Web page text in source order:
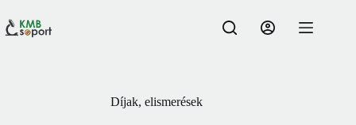
Díjak, elismerések